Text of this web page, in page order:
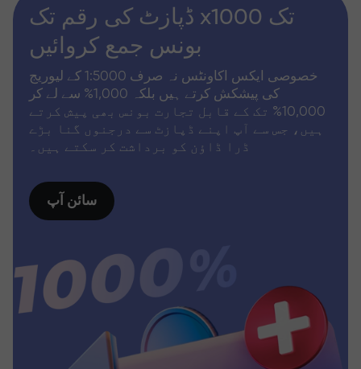
ڈپازٹ کی رقم تک x1000 تک
بونس جمع کروائیں
خصوصی ایکس اکاونٹس نہ صرف 1:5000 کے لیوریج
کی پیشکش کرتے ہیں بلکہ 1,000% سے لے کر
10,000% تک کے قابل تجارت بونس بھی پیش کرتے
ہیں، جس سے آپ اپنے ڈپازٹ سے درجنوں گنا بڑے
ڈرا ڈاؤن کو برداشت کر سکتے ہیں۔
سائن آپ